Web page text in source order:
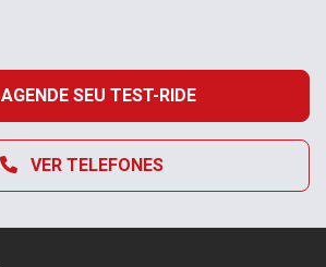
VER TELEFONES
AGENDE SEU TEST-RIDE